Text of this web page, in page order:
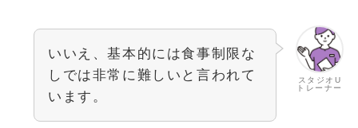
スタジオU
トレーナー
いいえ、基本的には食事制限な
しでは非常に難しいと言われて
います。